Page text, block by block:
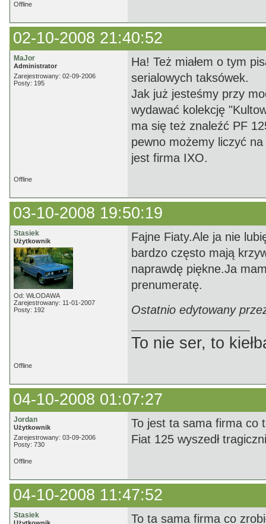
Offline
02-10-2008 21:40:52
MaJor
Administrator
Zarejestrowany: 02-09-2006
Posty: 195
Ha! Też miałem o tym
serialowych taksówek.
Jak już jesteśmy przy
wydawać kolekcję
ma się też znaleźć PF
pewno możemy liczyć
jest firma IXO.
Offline
03-10-2008 19:50:19
Stasiek
Użytkownik
Od: WŁODAWA
Zarejestrowany: 11-01-2007
Posty: 192
Fajne Fiaty.Ale ja nie
bardzo często mają
naprawdę piękne.Ja
prenumeratę.
Ostatnio edytowany
To nie ser, to
Offline
04-10-2008 01:07:27
Jordan
Użytkownik
Zarejestrowany: 03-09-2006
Posty: 730
To jest ta sama firma co
Fiat 125 wyszedł
Offline
04-10-2008 11:47:52
Stasiek To ta sama firma co